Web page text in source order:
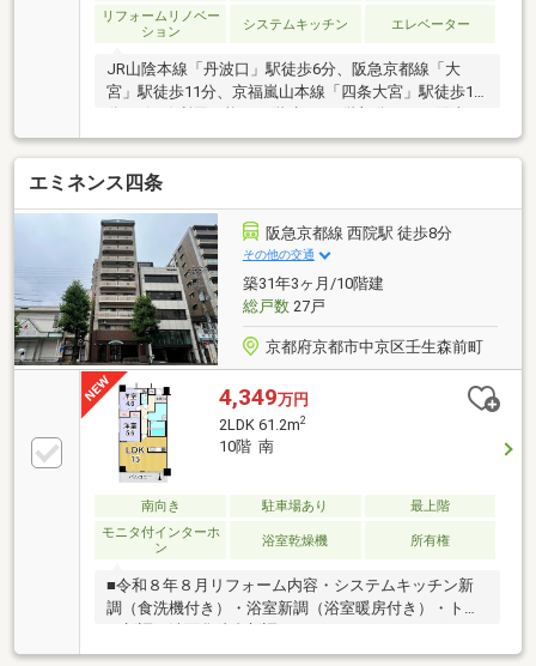
リフォームリノベー
ション
システムキッチン エレベーター
JR山陰本線「丹波口」駅徒歩6分、阪急京都線「大
宮」駅徒歩11分、京福嵐山本線「四条大宮」駅徒歩14
り・通風・眺望良好。バルコニーからは大文字や京都
タワーを望むことができ、京都らしい景色をお楽しみ
いただけます（天候による）。床暖房（リビング部
分）、浴室暖房乾燥機、ビルトイン浄水器など設備も
充実しています。2024年5月には和室2部屋を洋室へ変
更し、フローリング張替、クロス張替、ハウスクリー
ニングを実施済み。京都市立光徳小学校徒歩1分、マ
ツモト五条店徒歩3分、ローソン大宮五条店徒歩6分な
ど生活施設も充実しています。
エミネンス四条
阪急京都線 西院駅 徒歩8分
その他の交通
築31年3ヶ月/10階建
総戸数27戸
京都府京都市中京区壬生森前町
4,349万円
2LDK 61.2m2
10階 南
南向き 駐車場あり
最上階
モニタ付インターホ
ン
浴室乾燥機 所有権
■令和８年８月リフォーム内容・システムキッチン新
調（食洗機付き）・浴室新調（浴室暖房付き）・トイ
Ｆ、網戸貼替・給湯器新調・建具交換 などなど■１